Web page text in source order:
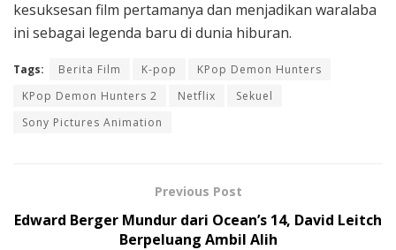
kesuksesan film pertamanya dan menjadikan waralaba
ini sebagai legenda baru di dunia hiburan.
Tags: Berita Film K-pop
KPop Demon Hunters
KPop Demon Hunters 2
Netflix
Sekuel
Sony Pictures Animation
Previous Post
Edward Berger Mundur dari Ocean’s 14, David Leitch
Berpeluang Ambil Alih